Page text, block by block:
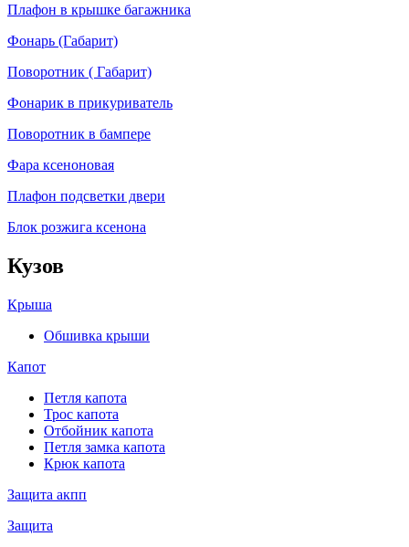
Плафон в крышке багажника
Фонарь (Габарит)
Поворотник ( Габарит)
Фонарик в прикуриватель
Поворотник в бампере
Фара ксеноновая
Плафон подсветки двери
Блок розжига ксенона
Кузов
Крыша
Обшивка крыши
Капот
Петля капота
Трос капота
Отбойник капота
Петля замка капота
Крюк капота
Защита акпп
Защита